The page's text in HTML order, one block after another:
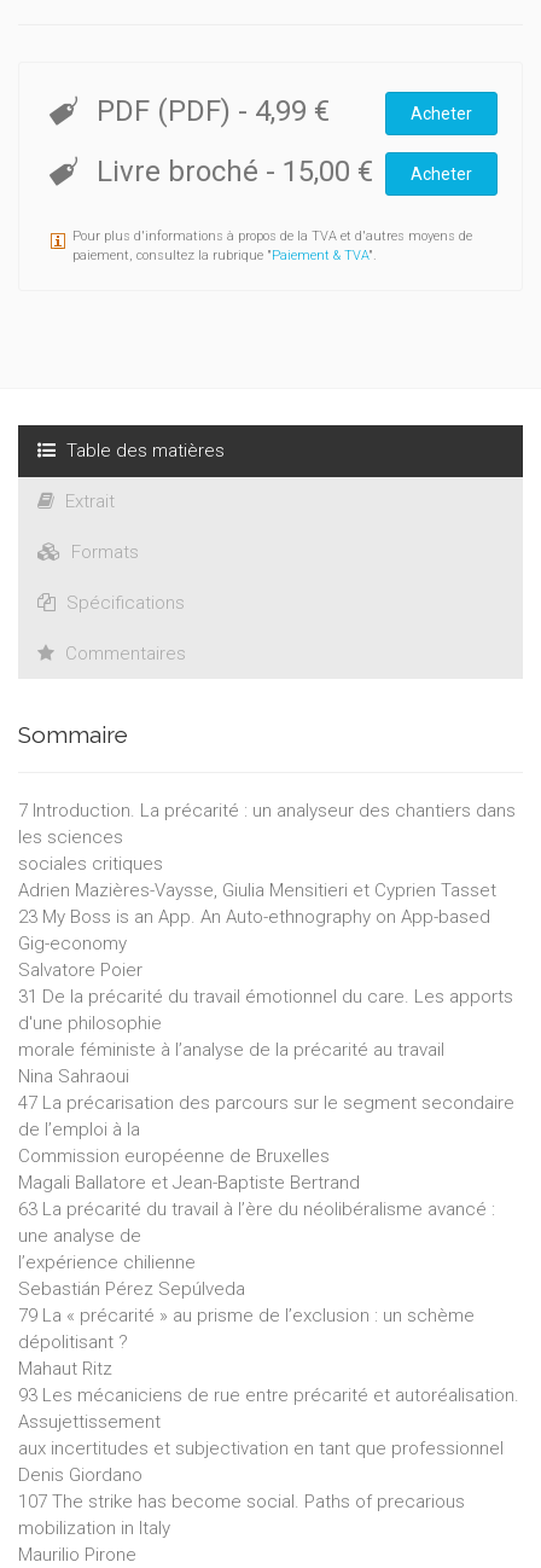
PDF (PDF) - 4,99 € Acheter
Livre broché - 15,00 € Acheter
Pour plus d'informations à propos de la TVA et d'autres moyens de
paiement, consultez la rubrique "Paiement & TVA".
Table des matières
Extrait
Formats
Spécifications
Commentaires
Sommaire
7 Introduction. La précarité : un analyseur des chantiers dans
les sciences
sociales critiques
Adrien Mazières-Vaysse, Giulia Mensitieri et Cyprien Tasset
23 My Boss is an App. An Auto-ethnography on App-based
Gig-economy
Salvatore Poier
31 De la précarité du travail émotionnel du care. Les apports
d'une philosophie
morale féministe à l’analyse de la précarité au travail
Nina Sahraoui
47 La précarisation des parcours sur le segment secondaire
de l’emploi à la
Commission européenne de Bruxelles
Magali Ballatore et Jean-Baptiste Bertrand
63 La précarité du travail à l’ère du néolibéralisme avancé :
une analyse de
l’expérience chilienne
Sebastián Pérez Sepúlveda
79 La « précarité » au prisme de l’exclusion : un schème
dépolitisant ?
Mahaut Ritz
93 Les mécaniciens de rue entre précarité et autoréalisation.
Assujettissement
aux incertitudes et subjectivation en tant que professionnel
Denis Giordano
107 The strike has become social. Paths of precarious
mobilization in Italy
Maurilio Pirone